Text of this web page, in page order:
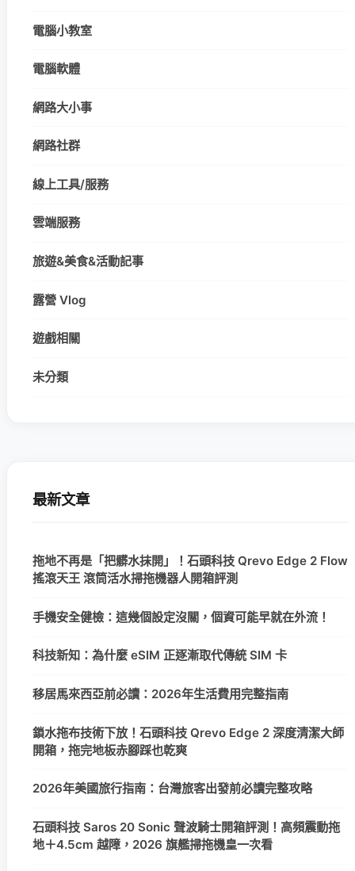
電腦小教室
電腦軟體
網路大小事
網路社群
線上工具/服務
雲端服務
旅遊&美食&活動記事
露營 Vlog
遊戲相關
未分類
最新文章
拖地不再是「把髒水抹開」！石頭科技 Qrevo Edge 2 Flow
搖滾天王 滾筒活水掃拖機器人開箱評測
手機安全健檢：這幾個設定沒關，個資可能早就在外流！
科技新知：為什麼 eSIM 正逐漸取代傳統 SIM 卡
移居馬來西亞前必讀：2026年生活費用完整指南
鎖水拖布技術下放！石頭科技 Qrevo Edge 2 深度清潔大師
開箱，拖完地板赤腳踩也乾爽
2026年美國旅行指南：台灣旅客出發前必讀完整攻略
石頭科技 Saros 20 Sonic 聲波騎士開箱評測！高頻震動拖
地＋4.5cm 越障，2026 旗艦掃拖機皇一次看